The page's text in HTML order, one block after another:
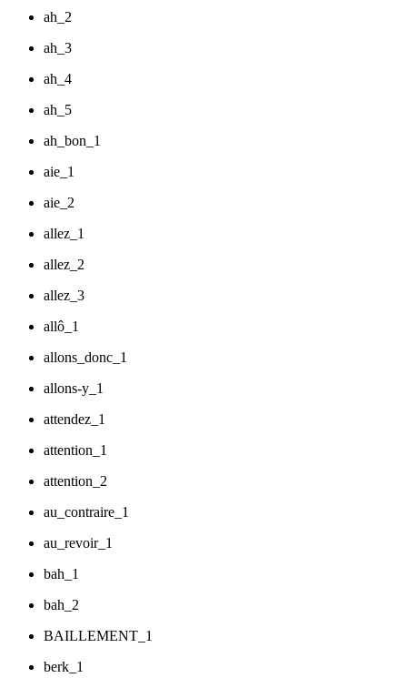
ah_2
ah_3
ah_4
ah_5
ah_bon_1
aie_1
aie_2
allez_1
allez_2
allez_3
allô_1
allons_donc_1
allons-y_1
attendez_1
attention_1
attention_2
au_contraire_1
au_revoir_1
bah_1
bah_2
BAILLEMENT_1
berk_1